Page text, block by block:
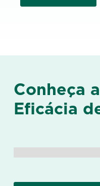
Conheça
Eficácia